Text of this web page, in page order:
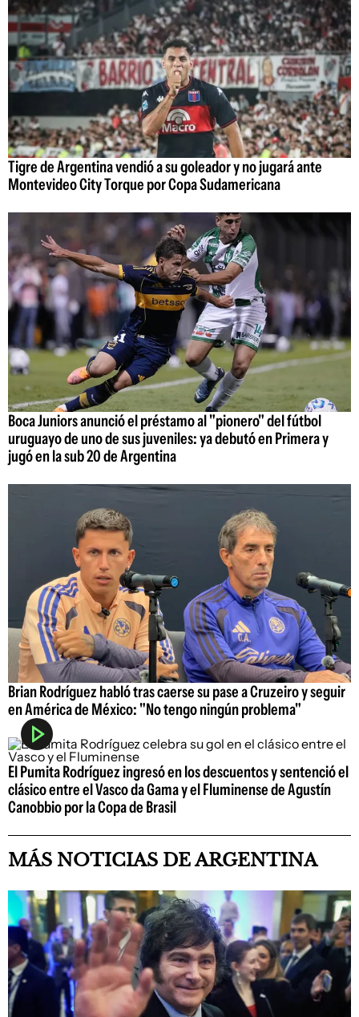
Tigre de Argentina vendió a su goleador y no jugará ante
Montevideo City Torque por Copa Sudamericana
Boca Juniors anunció el préstamo al "pionero" del fútbol
uruguayo de uno de sus juveniles: ya debutó en Primera y
jugó en la sub 20 de Argentina
Brian Rodríguez habló tras caerse su pase a Cruzeiro y seguir
en América de México: "No tengo ningún problema"
El Pumita Rodríguez ingresó en los descuentos y sentenció el
clásico entre el Vasco da Gama y el Fluminense de Agustín
Canobbio por la Copa de Brasil
MÁS NOTICIAS DE ARGENTINA